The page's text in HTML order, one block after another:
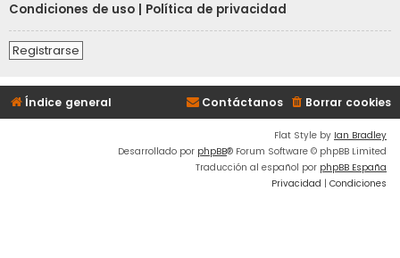
Condiciones de uso
Política de privacidad
Registrarse
Índice general Borrar cookies
Contáctanos
Flat Style by Ian Bradley
Desarrollado por phpBB® Forum Software © phpBB Limited
Traducción al español por phpBB España
Privacidad | Condiciones